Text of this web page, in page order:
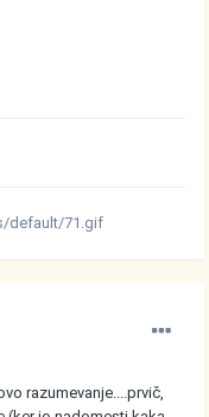
default/71.gif
razumevanje....prvič,